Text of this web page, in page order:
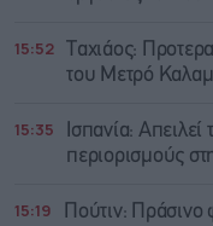
15:52
Ταχιάος:
του Μετρό
15:35
Ισπανία: Απειλεί
περιορισμούς
15:19
Πούτιν: